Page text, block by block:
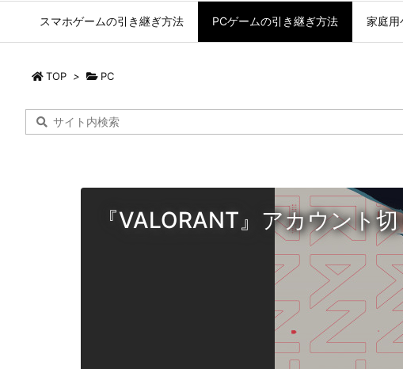
スマホゲームの引き継ぎ方法 PCゲームの引き継ぎ方法 家庭用
TOP > PC
『VALORANT』アカウント